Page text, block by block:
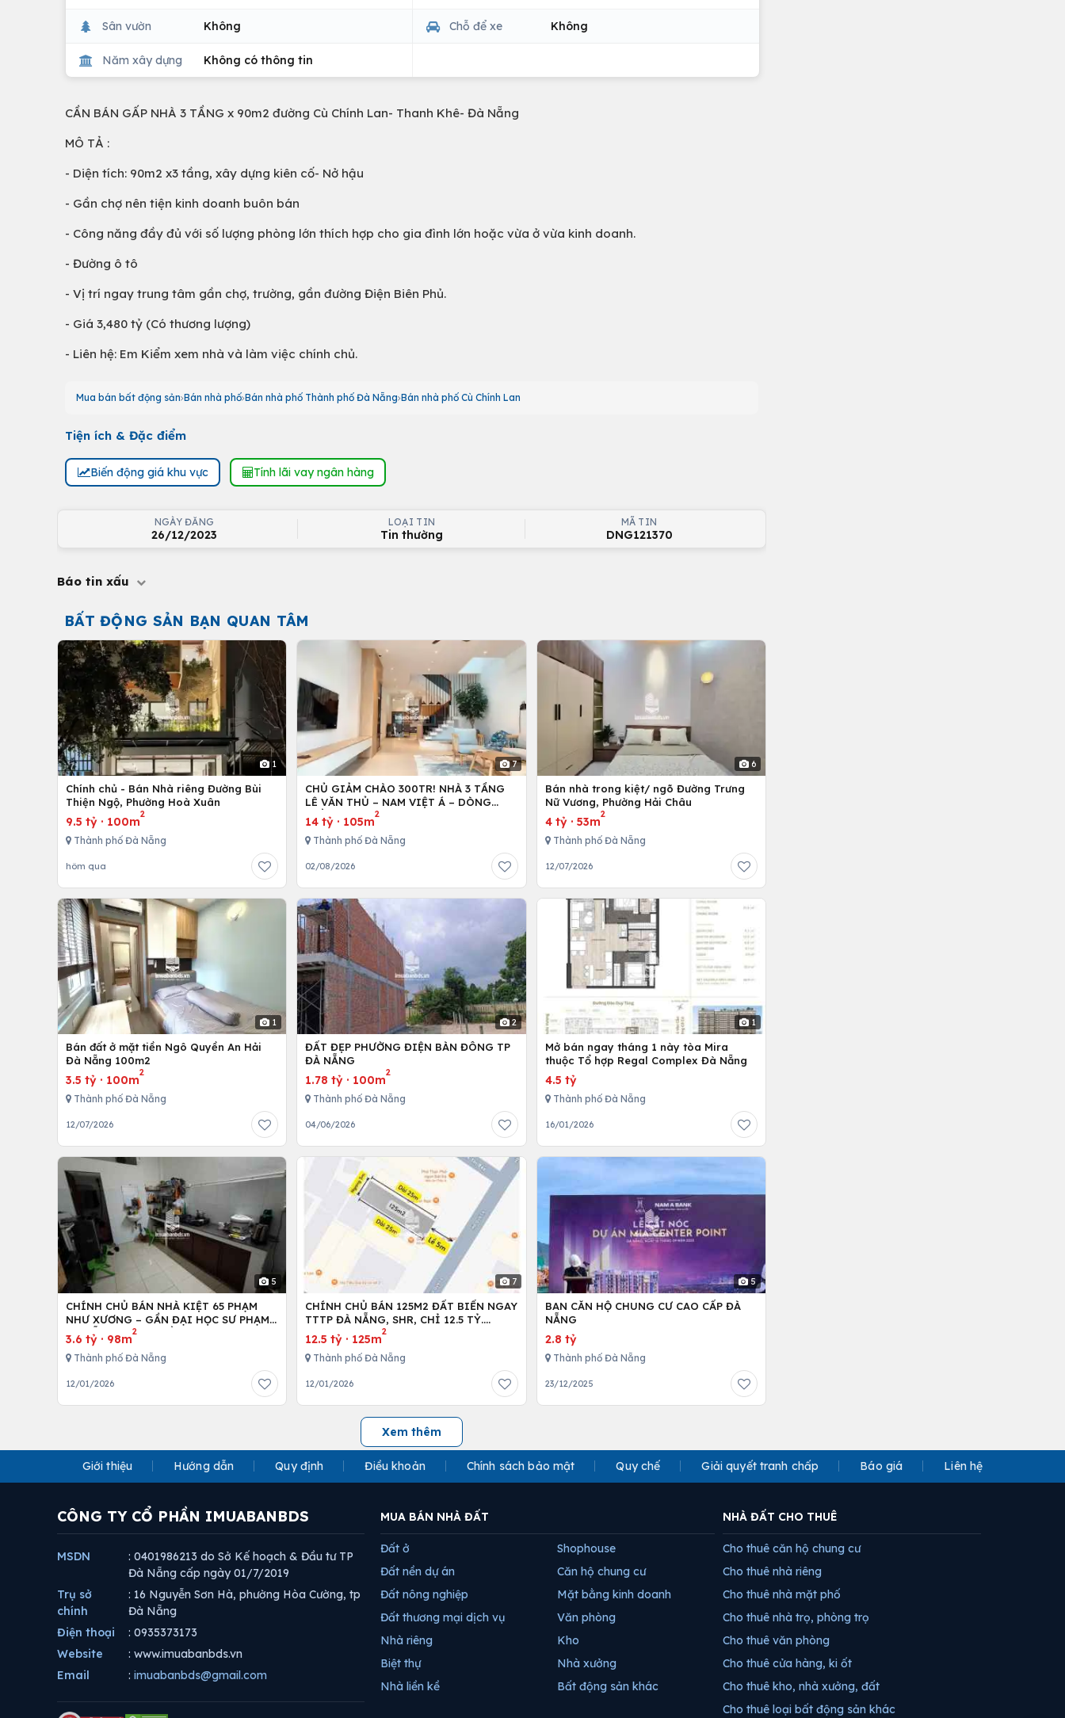
Sân vườn Không Chỗ để xe Không
Năm xây dựng Không có thông tin
CẦN BÁN GẤP NHÀ 3 TẦNG x 90m2 đường Cù Chính Lan- Thanh Khê- Đà Nẵng
MÔ TẢ :
- Diện tích: 90m2 x3 tầng, xây dựng kiên cố- Nở hậu
- Gần chợ nên tiện kinh doanh buôn bán
- Công năng đầy đủ với số lượng phòng lớn thích hợp cho gia đình lớn hoặc vừa ở vừa kinh doanh.
- Đường ô tô
- Vị trí ngay trung tâm gần chợ, trường, gần đường Điện Biên Phủ.
- Giá 3,480 tỷ (Có thương lượng)
- Liên hệ: Em Kiểm xem nhà và làm việc chính chủ.
Mua bán bất động sản Bán nhà phố Bán nhà phố Thành phố Đà Nẵng Bán nhà phố Cù Chính Lan
Tiện ích & Đặc điểm
Biến động giá khu vực Tính lãi vay ngân hàng
NGÀY ĐĂNG
26/12/2023
LOẠI TIN
Tin thường
MÃ TIN
DNG121370
Báo tin xấu
BẤT ĐỘNG SẢN BẠN QUAN TÂM
1
Chính chủ - Bán Nhà riêng Đường Bùi
Thiện Ngộ, Phường Hoà Xuân
9.5 tỷ · 100m
2
Thành phố Đà Nẵng
hôm qua
7
CHỦ GIẢM CHÀO 300TR! NHÀ 3 TẦNG
LÊ VĂN THỦ – NAM VIỆT Á – DÒNG
TIỀN 40TR/THÁNG!
14 tỷ · 105m
2
Thành phố Đà Nẵng
02/08/2026
6
Bán nhà trong kiệt/ ngõ Đường Trưng
Nữ Vương, Phường Hải Châu
4 tỷ· 53m
2
Thành phố Đà Nẵng
12/07/2026
1
Bán đất ở mặt tiền Ngô Quyền An Hải
Đà Nẵng 100m2
3.5 tỷ · 100m
2
Thành phố Đà Nẵng
12/07/2026
2
ĐẤT ĐẸP PHƯỜNG ĐIỆN BÀN ĐÔNG TP
ĐÀ NẴNG
1.78 tỷ · 100m
2
Thành phố Đà Nẵng
04/06/2026
1
Mở bán ngay tháng 1 này tòa Mira
thuộc Tổ hợp Regal Complex Đà Nẵng
4.5 tỷ
Thành phố Đà Nẵng
16/01/2026
5
CHÍNH CHỦ BÁN NHÀ KIỆT 65 PHẠM
NHƯ XƯƠNG – GẦN ĐẠI HỌC SƯ PHẠM
ĐÀ NẴNG – MẶT TIỀN RỘNG 6M
3.6 tỷ · 98m
2
Thành phố Đà Nẵng
12/01/2026
7
CHÍNH CHỦ BÁN 125M2 ĐẤT BIỂN NGAY
TTTP ĐÀ NẴNG, SHR, CHỈ 12.5 TỶ.
LH:0779089999.
12.5 tỷ · 125m
2
Thành phố Đà Nẵng
12/01/2026
5
BAN CĂN HỘ CHUNG CƯ CAO CẤP ĐÀ
NẴNG
2.8 tỷ
Thành phố Đà Nẵng
23/12/2025
Xem thêm
Giới thiệu Hướng dẫn Quy định Điều khoản Chính sách bảo mật Quy chế Giải quyết tranh chấp Báo giá Liên hệ
CÔNG TY CỔ PHẦN IMUABANBDS
MSDN
: 0401986213 do Sở Kế hoạch & Đầu tư TP
Đà Nẵng cấp ngày 01/7/2019
Trụ sở
chính
: 16 Nguyễn Sơn Hà, phường Hòa Cường, tp
Đà Nẵng
Điện thoại
: 0935373173
Website
: www.imuabanbds.vn
Email
: imuabanbds@gmail.com
MUA BÁN NHÀ ĐẤT
Đất ở
Đất nền dự án
Đất nông nghiệp
Đất thương mại dịch vụ
Nhà riêng
Biệt thự
Nhà liền kề
Shophouse
Căn hộ chung cư
Mặt bằng kinh doanh
Văn phòng
Kho
Nhà xưởng
Bất động sản khác
NHÀ ĐẤT CHO THUÊ
Cho thuê căn hộ chung cư
Cho thuê nhà riêng
Cho thuê nhà mặt phố
Cho thuê nhà trọ, phòng trọ
Cho thuê văn phòng
Cho thuê cửa hàng, ki ốt
Cho thuê kho, nhà xưởng, đất
Cho thuê loại bất động sản khác